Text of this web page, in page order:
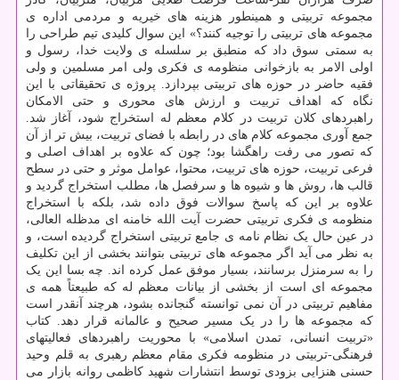
مجموعه تربیتی و همینطور هزینه های خیریه و مردمی اداره ی
مجموعه های تربیتی را توجیه کنند؟» این سوال کلیدی تیم طراحی را
به سمتی سوق داد که منطبق بر سلسله ی ولایت خدا، رسول و
اولی الامر به بازخوانی منظومه ی فکری ولی امر مسلمین و ولی
فقیه حاضر در حوزه های تربیتی بپردازد. پروژه ی تحقیقاتی با این
نگاه که اهداف تربیت و ارزش های محوری و حتی الامکان
راهبردهای کلان تربیت در کلام معظم له استخراج شود، آغاز شد.
جمع آوری مجموعه کلام های در رابطه با فضای تربیت، بیش تر از آن
که تصور می رفت راهگشا بود؛ چون که علاوه بر اهداف اصلی و
فرعی تربیت، حوزه های تربیت، محتوا، عوامل موثر و حتی در سطح
قالب ها، روش ها و شیوه ها و سرفصل ها، مطلب استخراج گردید و
علاوه بر این که پاسخ سوالات فوق داده شد، بلکه با استخراج
منظومه ی فکری تربیتی حضرت آیت الله خامنه ای مدظله العالی،
در عین حال یک نظام نامه ی جامع تربیتی استخراج گردیده است، و
به نظر می آید اگر مجموعه های تربیتی بتوانند بخشی از این تکلیف
را به سرمنزل برسانند، بسیار موفق عمل کرده اند. چه بسا این یک
مجموعه ای است از بخشی از بیانات معظم له که طبیعتاً همه ی
مفاهیم تربیتی در آن نمی توانسته گنجانده بشود، هرچند آنقدر است
که مجموعه ها را در یک مسیر صحیح و عالمانه قرار دهد. کتاب
«تربیت انسانی، تمدن اسلامی» با محوریت راهبردهای فعالیتهای
فرهنگی-تربیتی در منظومه فکری مقام معظم رهبری به قلم وحید
حسنی هنزایی بزودی توسط انتشارات شهید کاظمی روانه بازار می